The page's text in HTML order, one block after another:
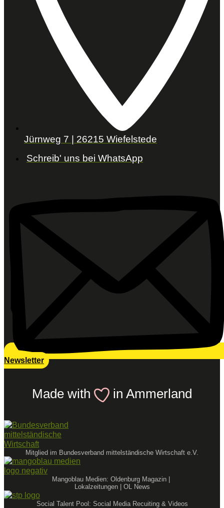
Jürnweg 7 | 26215 Wiefelstede
Schreib' uns bei WhatsApp
Newsletter
Made with in Ammerland
Mitglied im Bundesverband mittelständische Wirtschaft e.V.
Mangoblau Medien: Oldenburg Magazin |
Lokalzeitungen | OL News
Social Talent Pool: Social Media Recuiting & Videos